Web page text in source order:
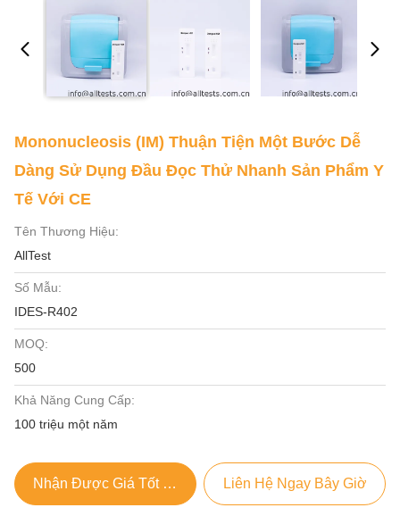
Mononucleosis (IM) Thuận Tiện Một Bước Dễ
Dàng Sử Dụng Đầu Đọc Thử Nhanh Sản Phẩm Y
Tế Với CE
Tên Thương Hiệu:
AllTest
Số Mẫu:
IDES-R402
MOQ:
500
Khả Năng Cung Cấp:
100 triệu một năm
Nhận Được Giá Tốt Nhất Liên Hệ Ngay Bây Giờ